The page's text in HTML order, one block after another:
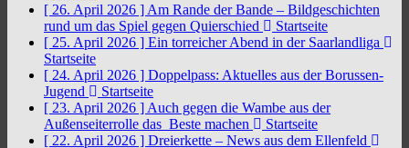
[ 26. April 2026 ] Am Rande der Bande – Bildgeschichten
rund um das Spiel gegen Quierschied
Startseite
[ 25. April 2026 ] Ein torreicher Abend in der Saarlandliga
Startseite
[ 24. April 2026 ] Doppelpass: Aktuelles aus der Borussen-
Jugend
Startseite
[ 23. April 2026 ] Auch gegen die Wambe aus der
Außenseiterrolle das Beste machen
Startseite
[ 22. April 2026 ] Dreierkette – News aus dem Ellenfeld